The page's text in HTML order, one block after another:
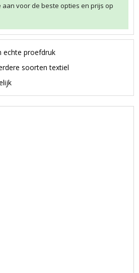
voor de beste opties en prijs op
echte proefdruk
soorten textiel